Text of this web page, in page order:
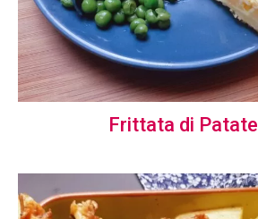
Frittata di Patate